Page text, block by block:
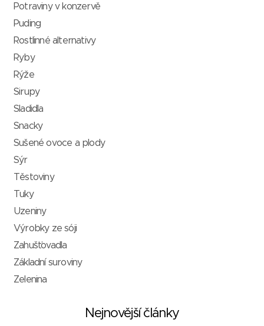
Potraviny v konzervě
Puding
Rostlinné alternativy
Ryby
Rýže
Sirupy
Sladidla
Snacky
Sušené ovoce a plody
Sýr
Těstoviny
Tuky
Uzeniny
Výrobky ze sóji
Zahušťovadla
Základní suroviny
Zelenina
Nejnovější články